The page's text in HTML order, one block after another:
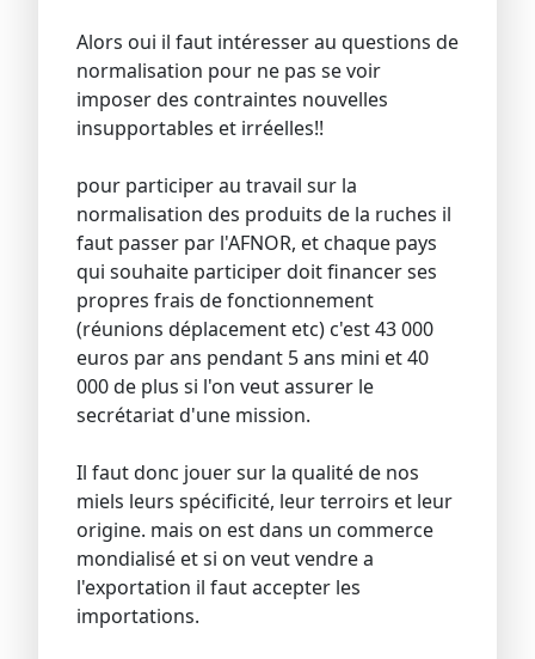
Alors oui il faut intéresser au questions de
normalisation pour ne pas se voir
imposer des contraintes nouvelles
insupportables et irréelles!!
pour participer au travail sur la
normalisation des produits de la ruches il
faut passer par l'AFNOR, et chaque pays
qui souhaite participer doit financer ses
propres frais de fonctionnement
(réunions déplacement etc) c'est 43 000
euros par ans pendant 5 ans mini et 40
000 de plus si l'on veut assurer le
secrétariat d'une mission.
Il faut donc jouer sur la qualité de nos
miels leurs spécificité, leur terroirs et leur
origine. mais on est dans un commerce
mondialisé et si on veut vendre a
l'exportation il faut accepter les
importations.